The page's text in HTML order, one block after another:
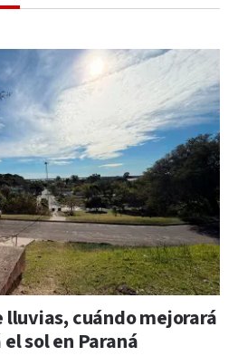
lluvias, cuándo mejorará
sol en Paraná